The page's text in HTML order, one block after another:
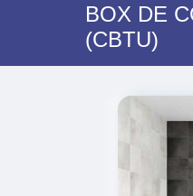
BOX DE
(CBTU)